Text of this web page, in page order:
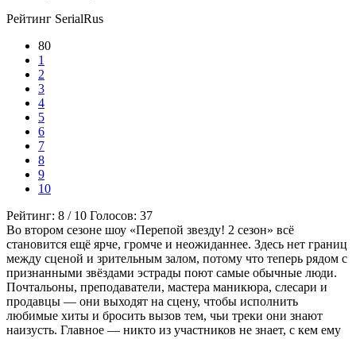
Рейтинг SerialRus
80
1
2
3
4
5
6
7
8
9
10
Рейтинг: 8 / 10 Голосов: 37
Во втором сезоне шоу «Перепой звезду! 2 сезон» всё
становится ещё ярче, громче и неожиданнее. Здесь нет границ
между сценой и зрительным залом, потому что теперь рядом с
признанными звёздами эстрады поют самые обычные люди.
Почтальоны, преподаватели, мастера маникюра, слесари и
продавцы — они выходят на сцену, чтобы исполнить
любимые хиты и бросить вызов тем, чьи треки они знают
наизусть. Главное — никто из участников не знает, с кем ему